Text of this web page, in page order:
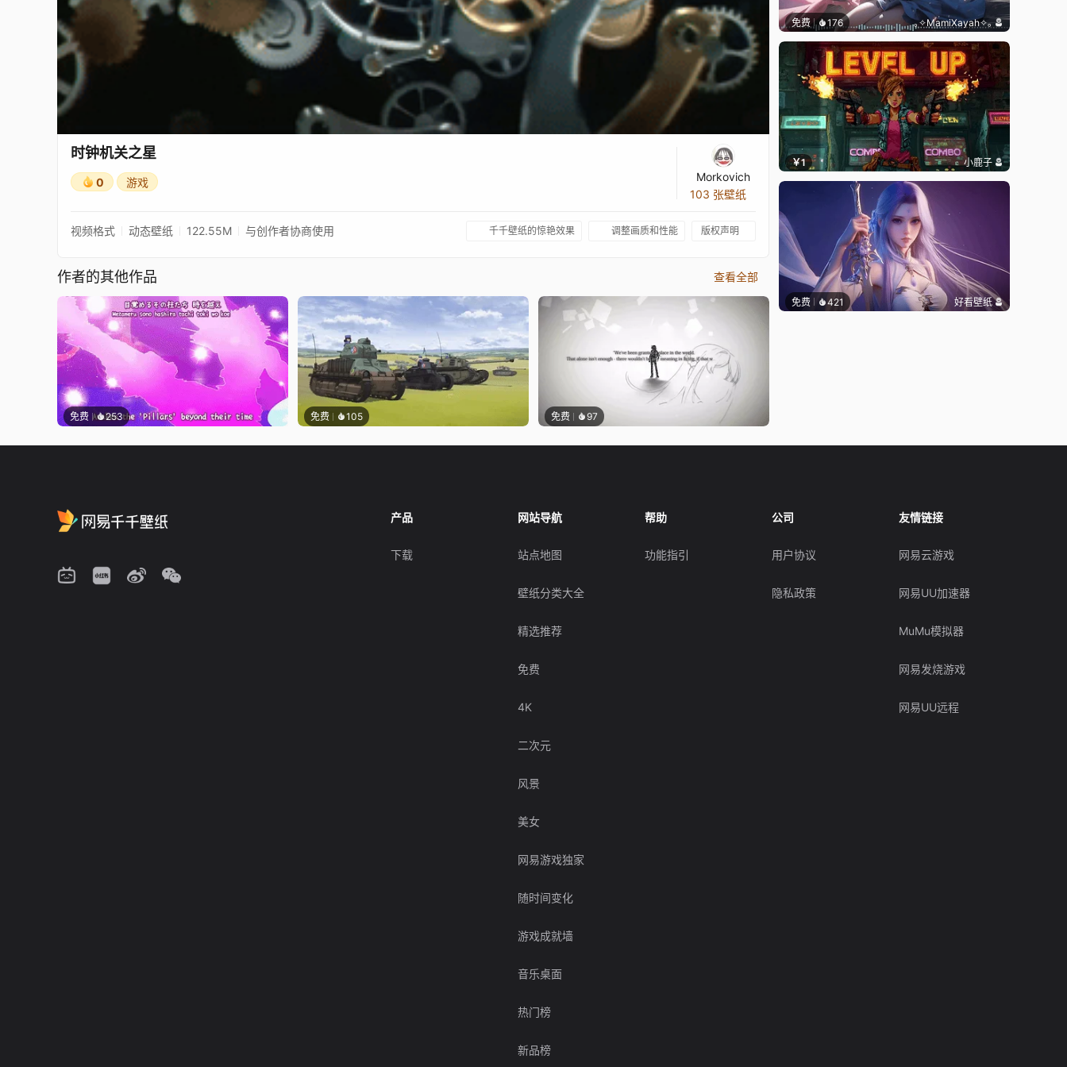
时钟机关之星
0 游戏
Morkovich
103 张壁纸
视频格式 动态壁纸 122.55M 与创作者协商使用 千千壁纸的惊艳效果 调整画质和性能 版权声明
作者的其他作品 查看全部
免费 253 免费 105 免费 97
免费 176 ｡✧MamiXayah✧｡
￥1 小鹿子
免费 421 好看壁纸
产品
下载
网站导航
站点地图
壁纸分类大全
精选推荐
免费
4K
二次元
风景
美女
网易游戏独家
随时间变化
游戏成就墙
音乐桌面
热门榜
新品榜
帮助
功能指引
公司
用户协议
隐私政策
友情链接
网易云游戏
网易UU加速器
MuMu模拟器
网易发烧游戏
网易UU远程